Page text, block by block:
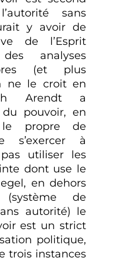
sans
y avoir de
de l’Esprit
analyses
(et plus
ne le croit en
Arendt a
du pouvoir, en
propre de
s’exercer à
utiliser les
dont use le
en dehors
de
autorité) le
est un strict
politique,
trois instances